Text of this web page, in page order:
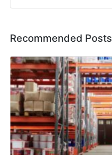
Recommended Posts